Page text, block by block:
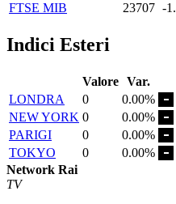
FTSE MIB
23707 -
Indici Esteri
Valore Var.
LONDRA
0
0.00%
NEW YORK 0
0.00%
PARIGI
0
0.00%
TOKYO
0
0.00%
Network Rai
TV